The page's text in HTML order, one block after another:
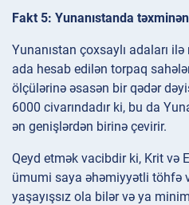
Fakt 5: Yunanıstanda
Yunanıstan çoxsaylı adaları
ada hesab edilən torpaq
ölçülərinə əsasən bir qədər
6000 civarındadır ki, bu da
ən genişlərdən birinə çevirir.
Qeyd etmək vacibdir ki, Krit və
ümumi saya əhəmiyyətli töhfə
yaşayışsız ola bilər və ya